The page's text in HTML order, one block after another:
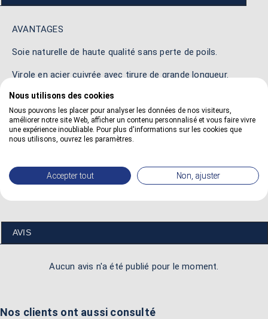
AVANTAGES
Soie naturelle de haute qualité sans perte de poils.
Virole en acier cuivrée avec tirure de grande longueur.
Manche en bois naturel avec une coudure sur plat.
Utilisation spécifique pour les zones difficiles d'accès.
DIMENSIONS
50/40/30mm.
AVIS
Aucun avis n'a été publié pour le moment.
Nos clients ont aussi consulté
Nous utilisons des cookies
Nous pouvons les placer pour analyser les données de nos visiteurs,
améliorer notre site Web, afficher un contenu personnalisé et vous faire vivre
une expérience inoubliable. Pour plus d'informations sur les cookies que
nous utilisons, ouvrez les paramètres.
Accepter tout Non, ajuster